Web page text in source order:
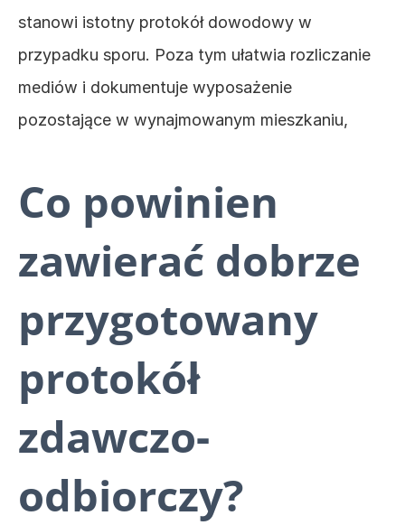
stanowi istotny protokół dowodowy w
przypadku sporu. Poza tym ułatwia rozliczanie
mediów i dokumentuje wyposażenie
pozostające w wynajmowanym mieszkaniu,
Co powinien
zawierać dobrze
przygotowany
protokół
zdawczo-
odbiorczy?